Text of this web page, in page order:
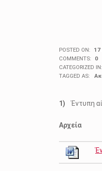
POSTED ON:
17
COMMENTS:
0
CATEGORIZED IN:
TAGGED AS:
Έντυπη
Αρχεία